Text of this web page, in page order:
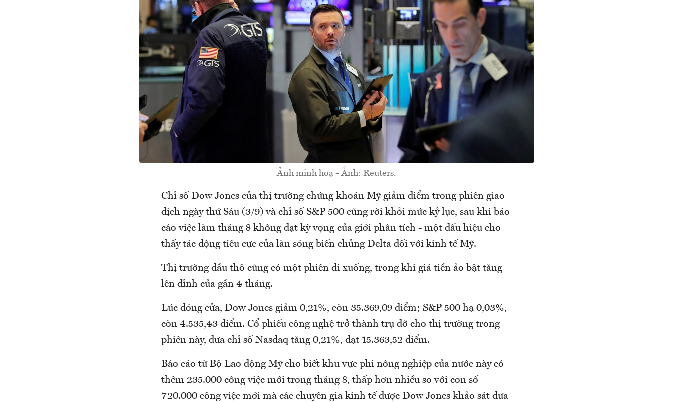
Ảnh minh hoạ - Ảnh: Reuters.
Chỉ số Dow Jones của thị trường chứng khoán Mỹ giảm điểm trong phiên giao
dịch ngày thứ Sáu (3/9) và chỉ số S&P 500 cũng rời khỏi mức kỷ lục, sau khi báo
cáo việc làm tháng 8 không đạt kỳ vọng của giới phân tích - một dấu hiệu cho
thấy tác động tiêu cực của làn sóng biến chủng Delta đối với kinh tế Mỹ.
Thị trường dầu thô cũng có một phiên đi xuống, trong khi giá tiền ảo bật tăng
lên đỉnh của gần 4 tháng.
Lúc đóng cửa, Dow Jones giảm 0,21%, còn 35.369,09 điểm; S&P 500 hạ 0,03%,
còn 4.535,43 điểm. Cổ phiếu công nghệ trở thành trụ đỡ cho thị trường trong
phiên này, đưa chỉ số Nasdaq tăng 0,21%, đạt 15.363,52 điểm.
Báo cáo từ Bộ Lao động Mỹ cho biết khu vực phi nông nghiệp của nước này có
thêm 235.000 công việc mới trong tháng 8, thấp hơn nhiều so với con số
720.000 công việc mới mà các chuyên gia kinh tế được Dow Jones khảo sát đưa